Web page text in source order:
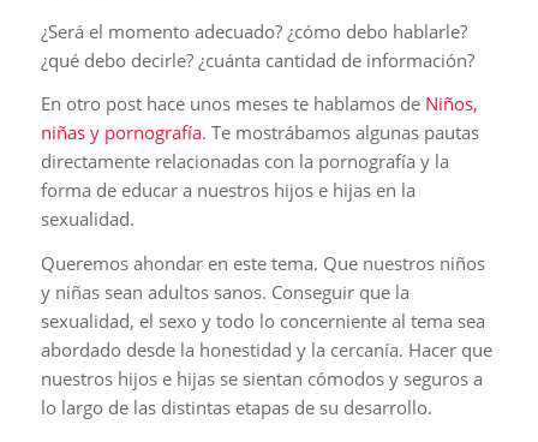
¿Será el momento adecuado? ¿cómo debo hablarle?
¿qué debo decirle? ¿cuánta cantidad de información?
En otro post hace unos meses te hablamos de Niños,
niñas y pornografía. Te mostrábamos algunas pautas
directamente relacionadas con la pornografía y la
forma de educar a nuestros hijos e hijas en la
sexualidad.
Queremos ahondar en este tema. Que nuestros niños
y niñas sean adultos sanos. Conseguir que la
sexualidad, el sexo y todo lo concerniente al tema sea
abordado desde la honestidad y la cercanía. Hacer que
nuestros hijos e hijas se sientan cómodos y seguros a
lo largo de las distintas etapas de su desarrollo.